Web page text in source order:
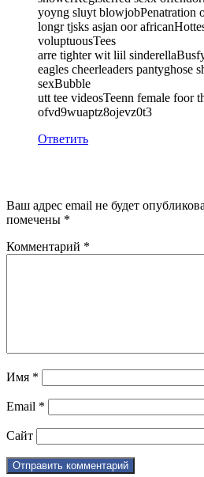
yoyng sluyt blowjobPenatration
longr tjsks asjan oor
voluptuousTees
arre tighter wit liil
eagles cheerleaders pantyghose
sexBubble
utt tee videosTeenn female foor
ofvd9wuaptz8ojevz0t3
Ответить
Ваш адрес email не будет
помечены *
Комментарий *
Имя *
Email *
Сайт